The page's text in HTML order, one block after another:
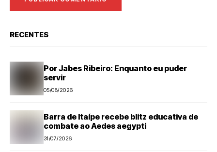
RECENTES
Por Jabes Ribeiro: Enquanto eu puder
servir
05/08/2026
Barra de Itaípe recebe blitz educativa de
combate ao Aedes aegypti
31/07/2026